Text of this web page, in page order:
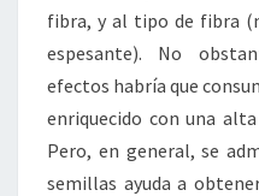
fibra, y al tipo de fibra
espesante). No
efectos habría que
enriquecido con una
Pero, en general, se
semillas ayuda a